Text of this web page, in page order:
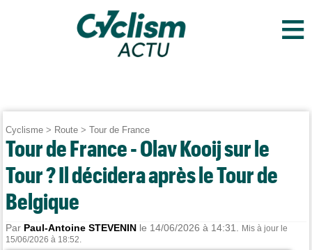
≡
Cyclisme > Route >Tour de France
Tour de France - Olav Kooij sur le
Tour ? Il décidera après le Tour de
Belgique
Par Paul-Antoine STEVENIN le 14/06/2026 à 14:31.
Mis à jour le
15/06/2026 à 18:52.